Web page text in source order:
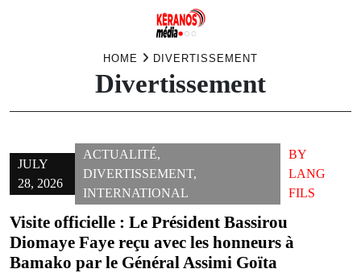
HOME DIVERTISSEMENT
Divertissement
JULY
28, 2026
ACTUALITÉ,
DIVERTISSEMENT,
INTERNATIONAL
BY
LANG
FILS
Visite officielle : Le Président Bassirou
Diomaye Faye reçu avec les honneurs à
Bamako par le Général Assimi Goïta